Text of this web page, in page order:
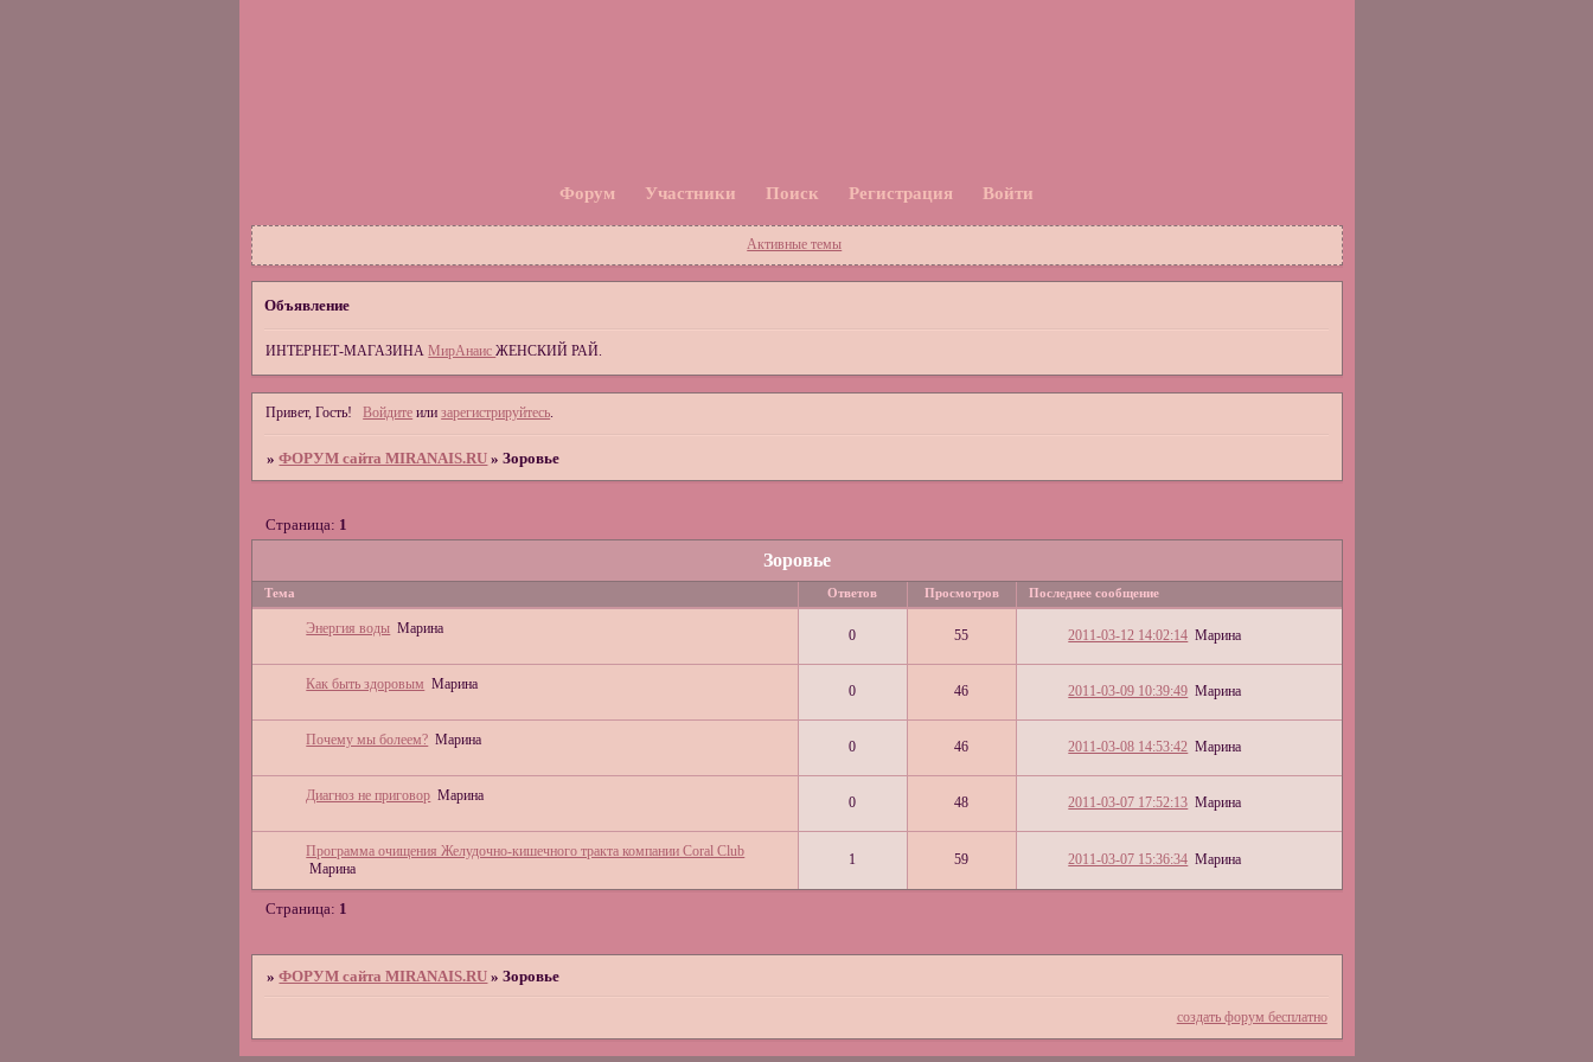
Форум Участники Поиск Регистрация Войти
Активные темы
Объявление
ИНТЕРНЕТ-МАГАЗИНАМирАнаисЖЕНСКИЙ РАЙ.
Привет, Гость! Войдите илизарегистрируйтесь.
»ФОРУМ сайта MIRANAIS.RU »Зоровье
Зоровье
Страница: 1
Тема Ответов Просмотров Последнее сообщение
Энергия воды Марина 0 55 2011-03-12 14:02:14 Марина
Как быть здоровым Марина 0 46 2011-03-09 10:39:49 Марина
Почему мы болеем? Марина 0 46 2011-03-08 14:53:42 Марина
Диагноз не приговор Марина 0 48 2011-03-07 17:52:13 Марина
Программа очищения Желудочно-кишечного тракта компании Coral Club
Марина
1 59 2011-03-07 15:36:34 Марина
Страница: 1
»ФОРУМ сайта MIRANAIS.RU »Зоровье
создать форум бесплатно